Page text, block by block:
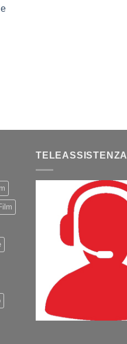
TELEASSISTENZA